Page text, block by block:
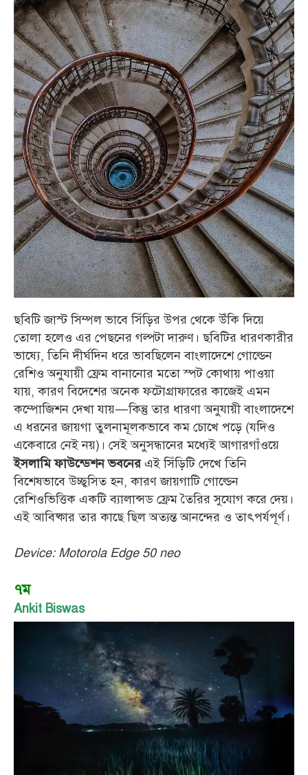
ছবিটি জাস্ট সিম্পল ভাবে সিঁড়ির উপর থেকে উঁকি দিয়ে
তোলা হলেও এর পেছনের গল্পটা দারুণ। ছবিটির ধারণকারীর
ভাষ্যে, তিনি দীর্ঘদিন ধরে ভাবছিলেন বাংলাদেশে গোল্ডেন
রেশিও অনুযায়ী ফ্রেম বানানোর মতো স্পট কোথায় পাওয়া
যায়, কারণ বিদেশের অনেক ফটোগ্রাফারের কাজেই এমন
কম্পোজিশন দেখা যায়—কিন্তু তার ধারণা অনুযায়ী বাংলাদেশে
এ ধরনের জায়গা তুলনামূলকভাবে কম চোখে পড়ে (যদিও
একেবারে নেই নয়)। সেই অনুসন্ধানের মধ্যেই আগারগাঁওয়ে
ইসলামি ফাউন্ডেশন ভবনেরএই সিঁড়িটি দেখে তিনি
বিশেষভাবে উচ্ছ্বসিত হন, কারণ জায়গাটি গোল্ডেন
রেশিওভিত্তিক একটি ব্যালান্সড ফ্রেম তৈরির সুযোগ করে দেয়।
এই আবিষ্কার তার কাছে ছিল অত্যন্ত আনন্দের ও তাৎপর্যপূর্ণ।
Device: Motorola Edge 50 neo
৭ম
Ankit Biswas